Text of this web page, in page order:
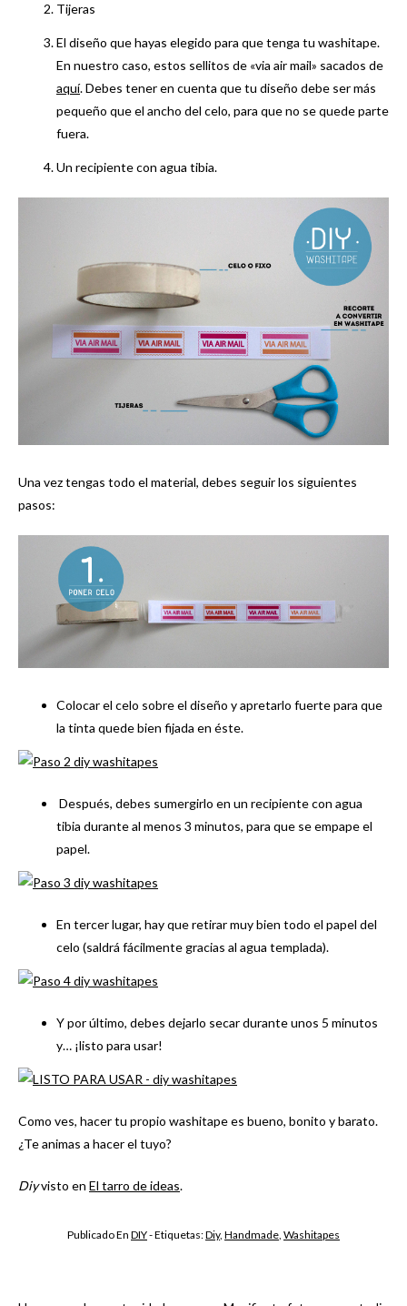
Tijeras
El diseño que hayas elegido para que tenga tu washitape.
En nuestro caso, estos sellitos de «via air mail» sacados de
aquí. Debes tener en cuenta que tu diseño debe ser más
pequeño que el ancho del celo, para que no se quede parte
fuera.
Un recipiente con agua tibia.
Una vez tengas todo el material, debes seguir los siguientes
pasos:
Colocar el celo sobre el diseño y apretarlo fuerte para que
la tinta quede bien fijada en éste.
Después, debes sumergirlo en un recipiente con agua
tibia durante al menos 3 minutos, para que se empape el
papel.
En tercer lugar, hay que retirar muy bien todo el papel del
celo (saldrá fácilmente gracias al agua templada).
Y por último, debes dejarlo secar durante unos 5 minutos
y… ¡listo para usar!
Como ves, hacer tu propio washitape es bueno, bonito y barato.
¿Te animas a hacer el tuyo?
Diyvisto en El tarro de ideas.
Publicado En DIY- Etiquetas:Diy, Handmade, Washitapes